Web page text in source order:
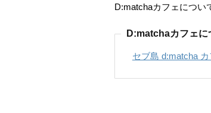
D:matchaカフェについ
D:matchaカフェに
セブ島 d:matcha